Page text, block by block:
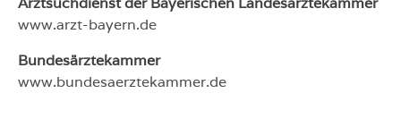
www.arzt-bayern.de
Bundesärztekammer
www.bundesaerztekammer.de